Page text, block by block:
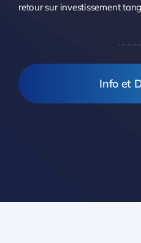
retour sur investissement
Info et